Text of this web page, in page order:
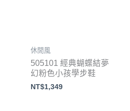
休閒風
505101 經典蝴蝶結夢
幻粉色小孩學步鞋
NT$1,349